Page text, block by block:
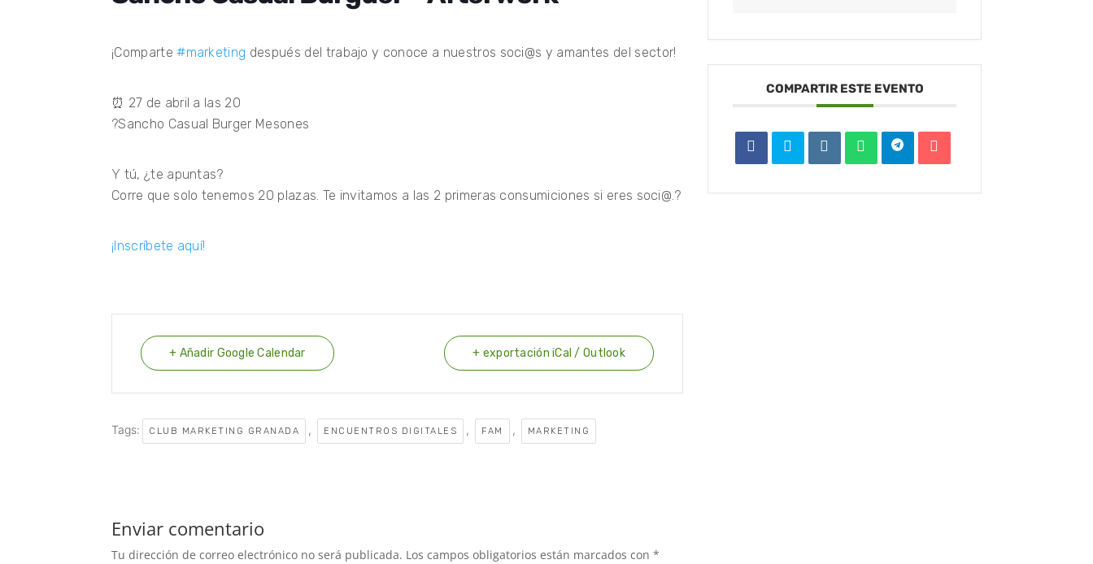
¡Comparte #marketing después del trabajo y conoce a nuestros soci@s y amantes del sector!
⏰ 27 de abril a las 20
?Sancho Casual Burger Mesones
Y tú, ¿te apuntas?
Corre que solo tenemos 20 plazas. Te invitamos a las 2 primeras consumiciones si eres soci@.?
¡Inscríbete aquí!
+ Añadir Google Calendar + exportación iCal / Outlook
Tags: CLUB MARKETING GRANADA , ENCUENTROS DIGITALES , FAM , MARKETING
COMPARTIR ESTE EVENTO
Enviar comentario
Tu dirección de correo electrónico no será publicada. Los campos obligatorios están marcados con *